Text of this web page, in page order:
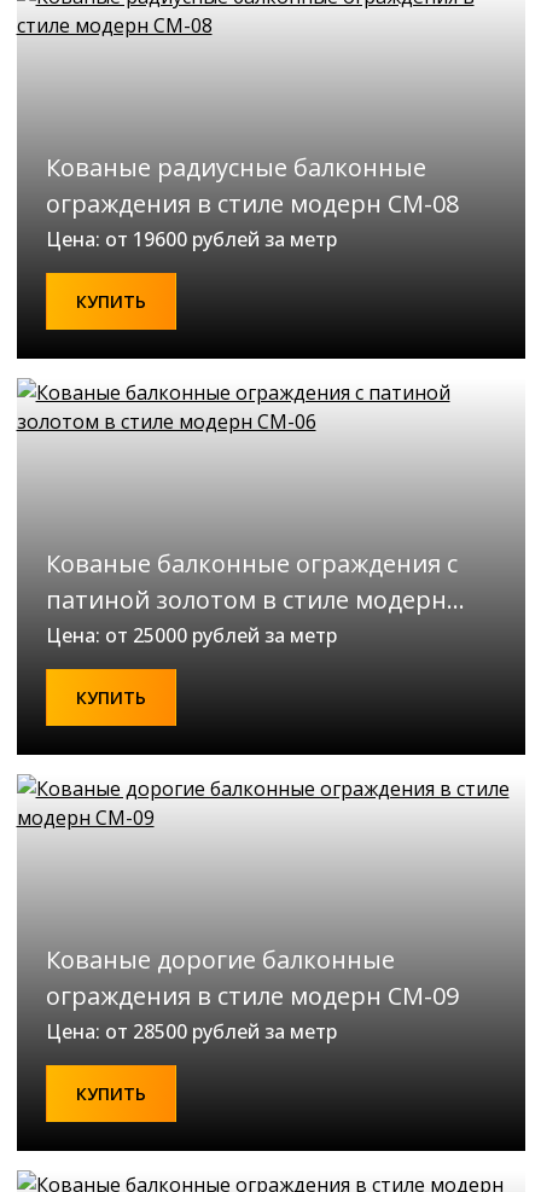
Кованые радиусные балконные
ограждения в стиле модерн СМ-08
Цена: от 19600 рублей за метр
КУПИТЬ
Кованые балконные ограждения с
патиной золотом в стиле модерн
СМ-06
Цена: от 25000 рублей за метр
КУПИТЬ
Кованые дорогие балконные
ограждения в стиле модерн СМ-09
Цена: от 28500 рублей за метр
КУПИТЬ